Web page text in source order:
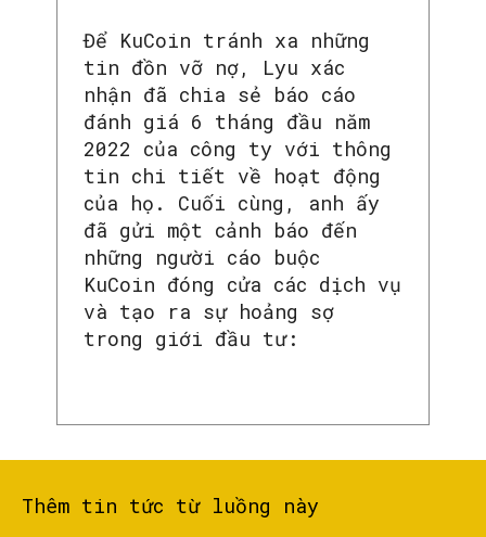
SEARCH...
Để KuCoin tránh xa những
tin đồn vỡ nợ, Lyu xác
nhận đã chia sẻ báo cáo
đánh giá 6 tháng đầu năm
2022 của công ty với thông
tin chi tiết về hoạt động
của họ. Cuối cùng, anh ấy
đã gửi một cảnh báo đến
những người cáo buộc
KuCoin đóng cửa các dịch vụ
và tạo ra sự hoảng sợ
trong giới đầu tư:
Thêm tin tức từ luồng này